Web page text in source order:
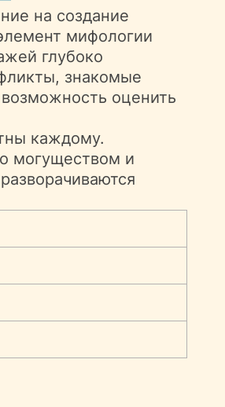
на создание
мифологии
глубоко
знакомые
оценить
каждому.
могуществом и